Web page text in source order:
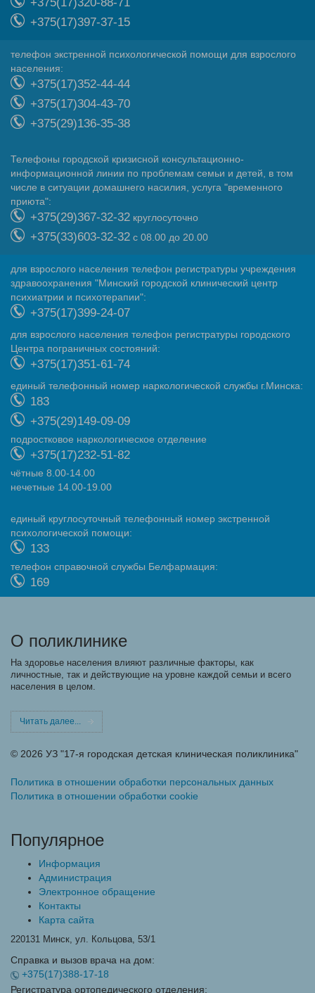
+375(17)397-37-15
телефон экстренной психологической помощи для взрослого
населения:
+375(17)352-44-44
+375(17)304-43-70
+375(29)136-35-38
Телефоны городской кризисной консультационно-
информационной линии по проблемам семьи и детей, в том
числе в ситуации домашнего насилия, услуга "временного
приюта":
+375(29)367-32-32 круглосуточно
+375(33)603-32-32 с 08.00 до 20.00
для взрослого населения телефон регистратуры учреждения
здравоохранения "Минский городской клинический центр
психиатрии и психотерапии":
+375(17)399-24-07
для взрослого населения телефон регистратуры городского
Центра пограничных состояний:
+375(17)351-61-74
eдиный телефонный номер наркологической службы г.Минска:
183
+375(29)149-09-09
подростковое наркологическое отделение
+375(17)232-51-82
чётные 8.00-14.00
нечетные 14.00-19.00
eдиный круглосуточный телефонный номер экстренной
психологической помощи:
133
телефон справочной службы Белфармация:
169
О поликлинике
На здоровье населения влияют различные факторы, как
личностные, так и действующие на уровне каждой семьи и всего
населения в целом.
Читать далее...
© 2026 УЗ "17-я городская детская клиническая поликлиника"
Политика в отношении обработки персональных данных
Политика в отношении обработки cookie
Популярное
Информация
Администрация
Электронное обращение
Контакты
Карта сайта
220131 Минск, ул. Кольцова, 53/1
Справка и вызов врача на дом:
+375(17)388-17-18
Регистратура ортопедического отделения: